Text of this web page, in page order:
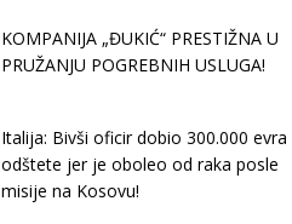
KOMPANIJA „ĐUKIĆ“ PRESTIŽNA U
PRUŽANJU POGREBNIH USLUGA!
Italija: Bivši oficir dobio 300.000 evra
odštete jer je oboleo od raka posle
misije na Kosovu!